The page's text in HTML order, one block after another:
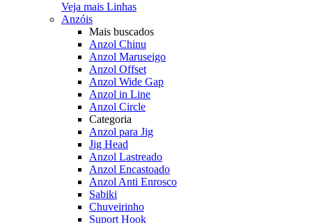
Veja mais Linhas
Anzóis
Mais buscados
Anzol Chinu
Anzol Maruseigo
Anzol Offset
Anzol Wide Gap
Anzol in Line
Anzol Circle
Categoria
Anzol para Jig
Jig Head
Anzol Lastreado
Anzol Encastoado
Anzol Anti Enrosco
Sabiki
Chuveirinho
Suport Hook